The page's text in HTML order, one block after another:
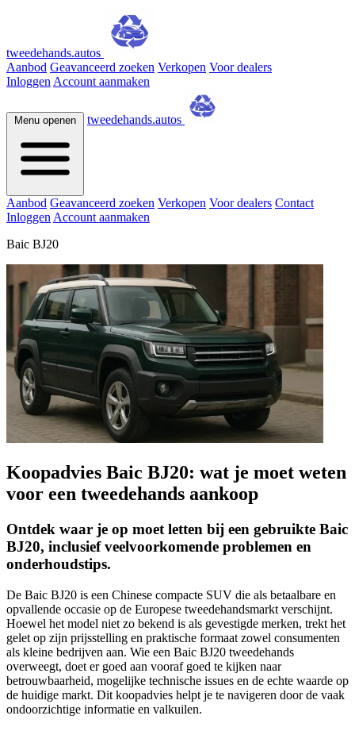
tweedehands.autos
Aanbod Geavanceerd zoeken Verkopen Voor dealers
Inloggen Account aanmaken
Menu openen tweedehands.autos
Aanbod Geavanceerd zoeken Verkopen Voor dealers Contact
Inloggen Account aanmaken
Baic BJ20
Koopadvies Baic BJ20: wat je moet weten
voor een tweedehands aankoop
Ontdek waar je op moet letten bij een gebruikte Baic
BJ20, inclusief veelvoorkomende problemen en
onderhoudstips.
De Baic BJ20 is een Chinese compacte SUV die als betaalbare en
opvallende occasie op de Europese tweedehandsmarkt verschijnt.
Hoewel het model niet zo bekend is als gevestigde merken, trekt het
gelet op zijn prijsstelling en praktische formaat zowel consumenten
als kleine bedrijven aan. Wie een Baic BJ20 tweedehands
overweegt, doet er goed aan vooraf goed te kijken naar
betrouwbaarheid, mogelijke technische issues en de echte waarde op
de huidige markt. Dit koopadvies helpt je te navigeren door de vaak
ondoorzichtige informatie en valkuilen.